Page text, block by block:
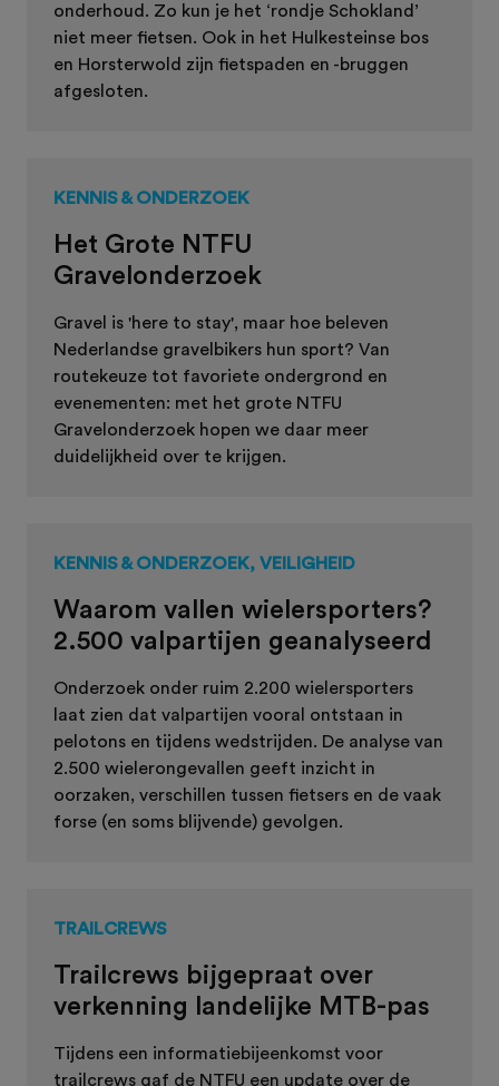
onderhoud. Zo kun je het ‘rondje Schokland’
niet meer fietsen. Ook in het Hulkesteinse bos
en Horsterwold zijn fietspaden en -bruggen
afgesloten.
KENNIS & ONDERZOEK
Het Grote NTFU
Gravelonderzoek
Gravel is 'here to stay', maar hoe beleven
Nederlandse gravelbikers hun sport? Van
routekeuze tot favoriete ondergrond en
evenementen: met het grote NTFU
Gravelonderzoek hopen we daar meer
duidelijkheid over te krijgen.
KENNIS & ONDERZOEK, VEILIGHEID
Waarom vallen wielersporters?
2.500 valpartijen geanalyseerd
Onderzoek onder ruim 2.200 wielersporters
laat zien dat valpartijen vooral ontstaan in
pelotons en tijdens wedstrijden. De analyse van
2.500 wielerongevallen geeft inzicht in
oorzaken, verschillen tussen fietsers en de vaak
forse (en soms blijvende) gevolgen.
TRAILCREWS
Trailcrews bijgepraat over
verkenning landelijke MTB-pas
Tijdens een informatiebijeenkomst voor
trailcrews gaf de NTFU een update over de